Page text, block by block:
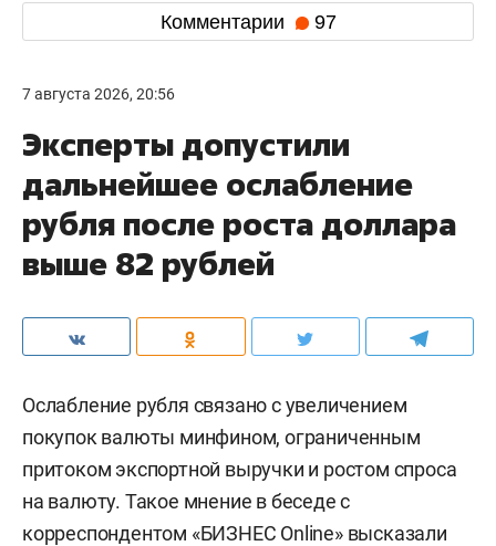
Комментарии 97
7 августа 2026, 20:56
Эксперты допустили
дальнейшее ослабление
рубля после роста доллара
выше 82 рублей
Ослабление рубля связано с увеличением
покупок валюты минфином, ограниченным
притоком экспортной выручки и ростом спроса
на валюту. Такое мнение в беседе с
корреспондентом «БИЗНЕС Online» высказали